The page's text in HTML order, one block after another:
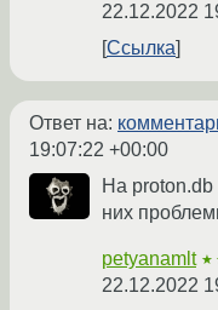
22.12.2022
Ссылка
Ответ на:
19:07:22 +00:00
На proton.db
них
petyanamlt
22.12.2022